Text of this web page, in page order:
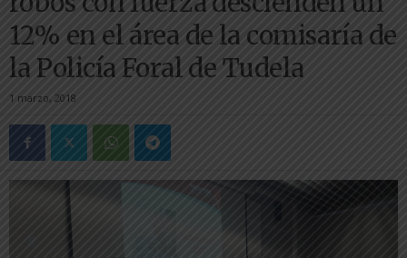
12% en el área de la comisaría de
la Policía Foral de Tudela
1 marzo, 2018